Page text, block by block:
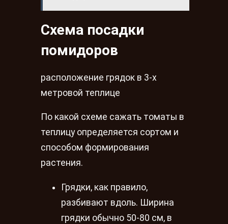
Схема посадки
помидоров
расположение грядок в 3-х
метровой теплице
По какой схеме сажать томаты в
теплицу определяется сортом и
способом формирования
растения.
Грядки, как правило,
разбивают вдоль. Ширина
грядки обычно 50-80 см, в